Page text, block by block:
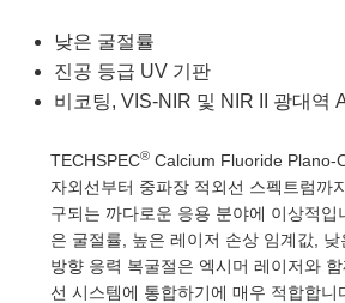
Coated Optics
Elements (DOE)
품
Micrometers
Couplers
Systems
Company
낮은 굴절률
진공 등급 UV 기판
비코팅, VIS-NIR 및 NIR II 광대역
TECHSPEC® Calcium Fluoride Plano-
자외선부터 중파장 적외선 스펙트럼까
구되는 까다로운 응용 분야에 이상적입
은 굴절률, 높은 레이저 손상 임계값,
방향 응력 복굴절은 엑시머 레이저와
선 시스템에 통합하기에 매우 적합합니